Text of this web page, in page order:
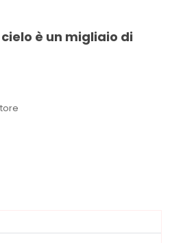
è un migliaio di